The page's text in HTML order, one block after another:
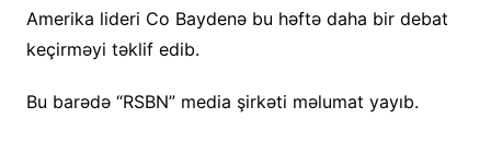
Amerika lideri Co Baydenə bu həftə daha bir debat
keçirməyi təklif edib.
Bu barədə “RSBN” media şirkəti məlumat yayıb.